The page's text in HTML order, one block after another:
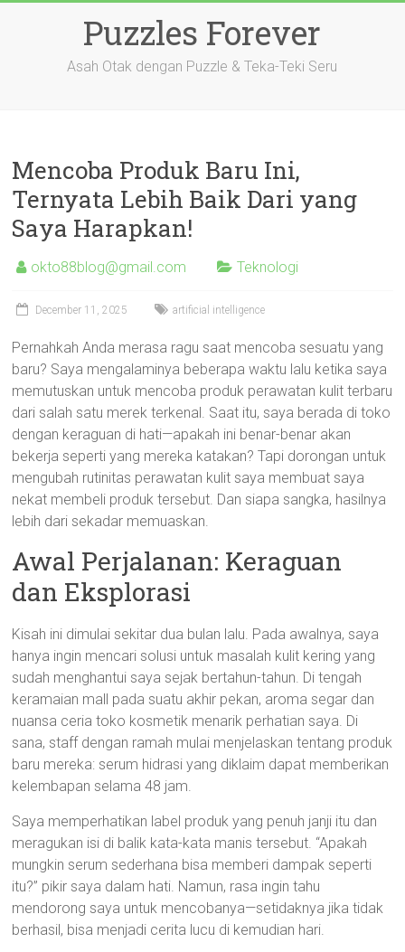
Puzzles Forever
Asah Otak dengan Puzzle & Teka-Teki Seru
Mencoba Produk Baru Ini,
Ternyata Lebih Baik Dari yang
Saya Harapkan!
okto88blog@gmail.com Teknologi
December 11, 2025 artificial intelligence
Pernahkah Anda merasa ragu saat mencoba sesuatu yang
baru? Saya mengalaminya beberapa waktu lalu ketika saya
memutuskan untuk mencoba produk perawatan kulit terbaru
dari salah satu merek terkenal. Saat itu, saya berada di toko
dengan keraguan di hati—apakah ini benar-benar akan
bekerja seperti yang mereka katakan? Tapi dorongan untuk
mengubah rutinitas perawatan kulit saya membuat saya
nekat membeli produk tersebut. Dan siapa sangka, hasilnya
lebih dari sekadar memuaskan.
Awal Perjalanan: Keraguan
dan Eksplorasi
Kisah ini dimulai sekitar dua bulan lalu. Pada awalnya, saya
hanya ingin mencari solusi untuk masalah kulit kering yang
sudah menghantui saya sejak bertahun-tahun. Di tengah
keramaian mall pada suatu akhir pekan, aroma segar dan
nuansa ceria toko kosmetik menarik perhatian saya. Di
sana, staff dengan ramah mulai menjelaskan tentang produk
baru mereka: serum hidrasi yang diklaim dapat memberikan
kelembapan selama 48 jam.
Saya memperhatikan label produk yang penuh janji itu dan
meragukan isi di balik kata-kata manis tersebut. “Apakah
mungkin serum sederhana bisa memberi dampak seperti
itu?” pikir saya dalam hati. Namun, rasa ingin tahu
mendorong saya untuk mencobanya—setidaknya jika tidak
berhasil, bisa menjadi cerita lucu di kemudian hari.